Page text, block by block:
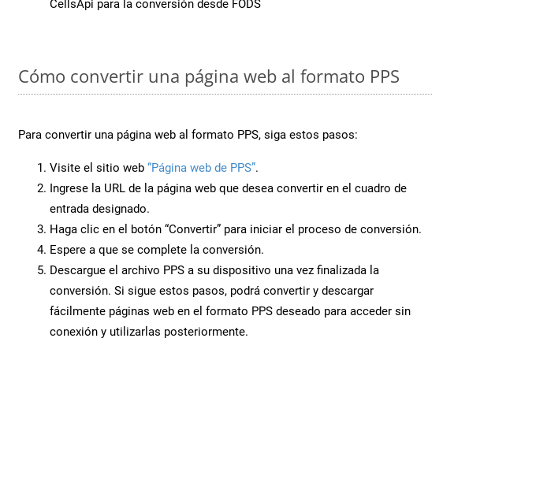
CellsApi para la conversión desde FODS
Cómo convertir una página web al formato PPS
Para convertir una página web al formato PPS, siga estos pasos:
Visite el sitio web “Página web de PPS”.
Ingrese la URL de la página web que desea convertir en el cuadro de
entrada designado.
Haga clic en el botón “Convertir” para iniciar el proceso de conversión.
Espere a que se complete la conversión.
Descargue el archivo PPS a su dispositivo una vez finalizada la
conversión. Si sigue estos pasos, podrá convertir y descargar
fácilmente páginas web en el formato PPS deseado para acceder sin
conexión y utilizarlas posteriormente.